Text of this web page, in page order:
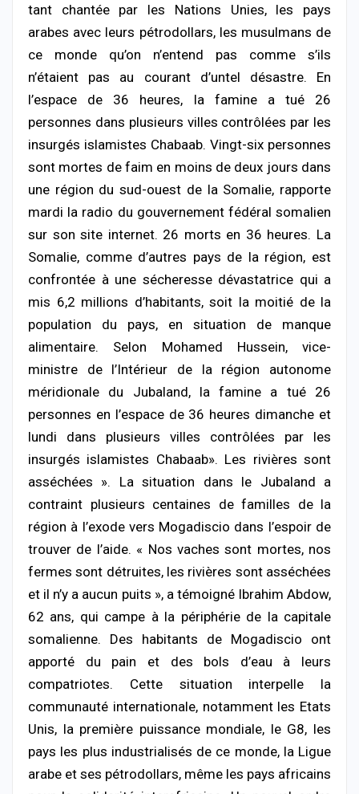
tant chantée par les Nations Unies, les pays
arabes avec leurs pétrodollars, les musulmans de
ce monde qu’on n’entend pas comme s’ils
n’étaient pas au courant d’untel désastre. En
l’espace de 36 heures, la famine a tué 26
personnes dans plusieurs villes contrôlées par les
insurgés islamistes Chabaab. Vingt-six personnes
sont mortes de faim en moins de deux jours dans
une région du sud-ouest de la Somalie, rapporte
mardi la radio du gouvernement fédéral somalien
sur son site internet. 26 morts en 36 heures. La
Somalie, comme d’autres pays de la région, est
confrontée à une sécheresse dévastatrice qui a
mis 6,2 millions d’habitants, soit la moitié de la
population du pays, en situation de manque
alimentaire. Selon Mohamed Hussein, vice-
ministre de l’Intérieur de la région autonome
méridionale du Jubaland, la famine a tué 26
personnes en l’espace de 36 heures dimanche et
lundi dans plusieurs villes contrôlées par les
insurgés islamistes Chabaab». Les rivières sont
asséchées ». La situation dans le Jubaland a
contraint plusieurs centaines de familles de la
région à l’exode vers Mogadiscio dans l’espoir de
trouver de l’aide. « Nos vaches sont mortes, nos
fermes sont détruites, les rivières sont asséchées
et il n’y a aucun puits », a témoigné Ibrahim Abdow,
62 ans, qui campe à la périphérie de la capitale
somalienne. Des habitants de Mogadiscio ont
apporté du pain et des bols d’eau à leurs
compatriotes. Cette situation interpelle la
communauté internationale, notamment les Etats
Unis, la première puissance mondiale, le G8, les
pays les plus industrialisés de ce monde, la Ligue
arabe et ses pétrodollars, même les pays africains